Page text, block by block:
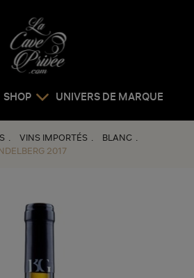
SHOP UNIVERS DE MARQUE
VINS IMPORTÉS
BLANC
2017